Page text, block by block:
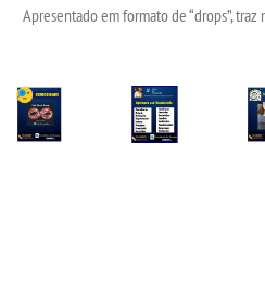
Apresentado em formato de “drops”, traz